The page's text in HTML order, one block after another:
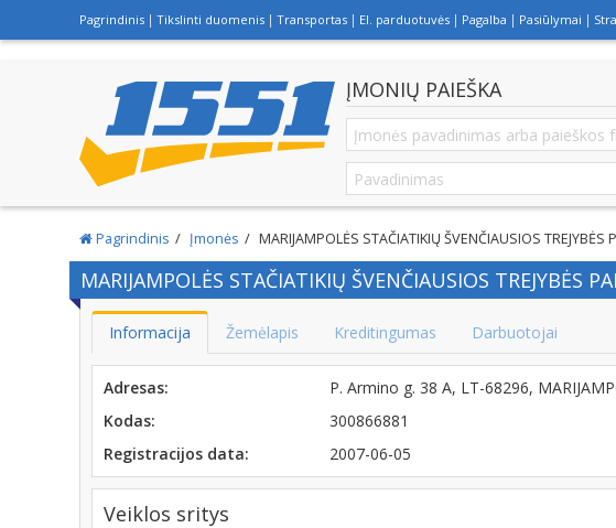
Pagrindinis Tikslinti duomenis Transportas El. parduotuvės Pagalba Pasiūlymai
ĮMONIŲ PAIEŠKA
Pagrindinis Įmonės MARIJAMPOLĖS STAČIATIKIŲ ŠVENČIAUSIOS TREJYBĖS
MARIJAMPOLĖS STAČIATIKIŲ ŠVENČIAUSIOS TREJYBĖS
Informacija Žemėlapis Kreditingumas Darbuotojai
Adresas:
P. Armino g. 38 A, LT-68296,
Kodas:
300866881
Registracijos data:
2007-06-05
Veiklos sritys